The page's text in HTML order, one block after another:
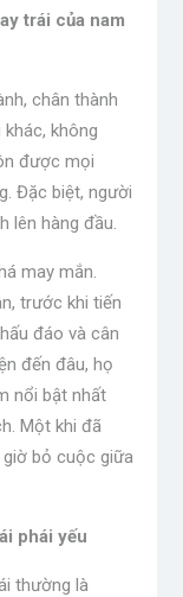
trái của nam
chân thành
không
được mọi
Đặc biệt, người
lên hàng đầu.
may mắn.
trước khi tiến
đáo và cân
đến đâu, họ
nổi bật nhất
Một khi đã
bỏ cuộc giữa
phái yếu
thường là